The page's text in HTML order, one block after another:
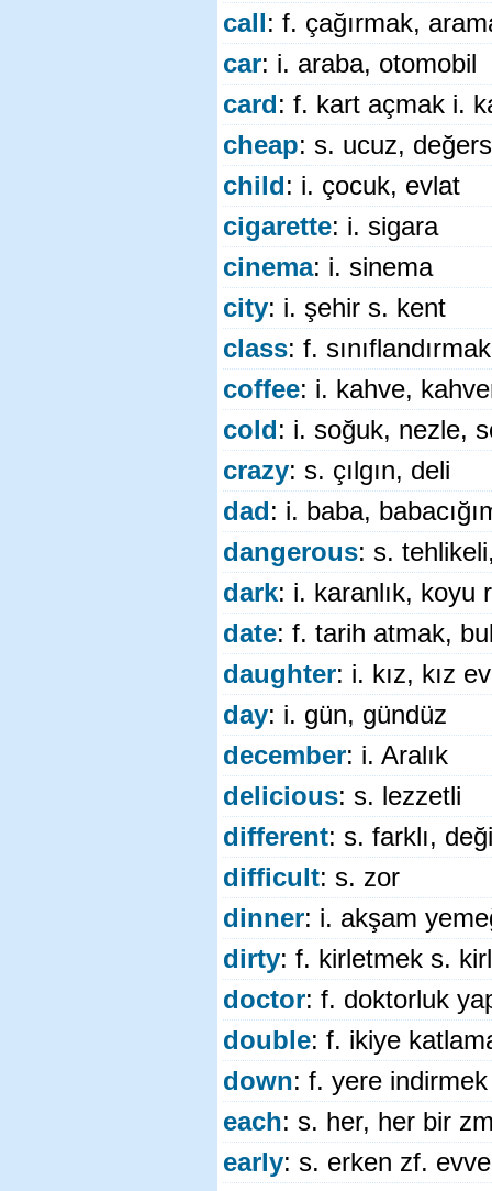
call: f. çağırmak,
car: i. araba, otomobil
card: f. kart açmak i.
cheap: s. ucuz,
child: i. çocuk, evlat
cigarette: i. sigara
cinema: i. sinema
city: i. şehir s. kent
class: f.
coffee: i. kahve,
cold: i. soğuk, nezle,
crazy: s. çılgın, deli
dad: i. baba,
dangerous: s.
dark: i. karanlık, koyu
date: f. tarih atmak,
daughter: i. kız, kız
day: i. gün, gündüz
december: i. Aralık
delicious: s. lezzetli
different: s. farklı,
difficult: s. zor
dinner: i. akşam
dirty: f. kirletmek s.
doctor: f. doktorluk
double: f. ikiye
down: f. yere
each: s. her, her bir
early: s. erken zf.